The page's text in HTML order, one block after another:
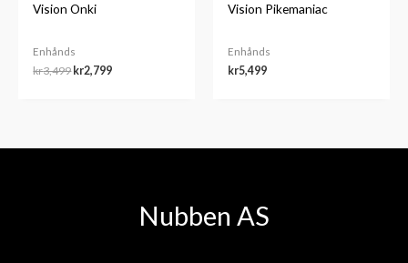
Vision Onki
Enhånds
kr3,499 kr2,799
Vision Pikemaniac
Enhånds
kr5,499
Nubben AS